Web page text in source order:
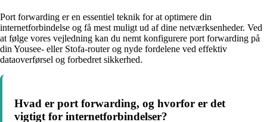
Port forwarding er en essentiel teknik for at optimere din
internetforbindelse og få mest muligt ud af dine netværksenheder. Ved
at følge vores vejledning kan du nemt konfigurere port forwarding på
din Yousee- eller Stofa-router og nyde fordelene ved effektiv
dataoverførsel og forbedret sikkerhed.
Hvad er port forwarding, og hvorfor er det
vigtigt for internetforbindelser?